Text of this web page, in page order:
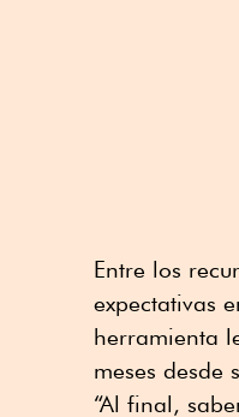
Entre los
expectativas
herramienta
meses desde
“Al final,